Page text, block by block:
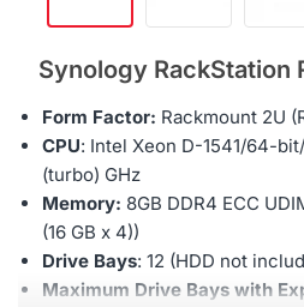
Synology RackStation
Form Factor: Rackmount 2U
CPU: Intel Xeon D-1541/64-
(turbo) GHz
Memory: 8GB DDR4 ECC
(16 GB x 4))
Drive Bays: 12 (HDD not
Maximum Drive Bays with